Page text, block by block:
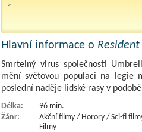
>
Hlavní informace o
Smrtelný virus společnosti
mění světovou populaci na legie
poslední naděje lidské rasy v
Délka:
96 min.
Žánr:
Akční filmy / Horory / Sci-fi
Filmy